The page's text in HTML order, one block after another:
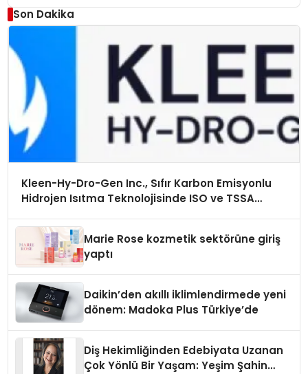
Son Dakika
Kleen-Hy-Dro-Gen Inc., Sıfır Karbon Emisyonlu
Hidrojen Isıtma Teknolojisinde ISO ve TSSA
Marie Rose kozmetik sektörüne giriş
yaptı
Daikin’den akıllı iklimlendirmede yeni
dönem: Madoka Plus Türkiye’de
Diş Hekimliğinden Edebiyata Uzanan
Çok Yönlü Bir Yaşam: Yeşim Şahin